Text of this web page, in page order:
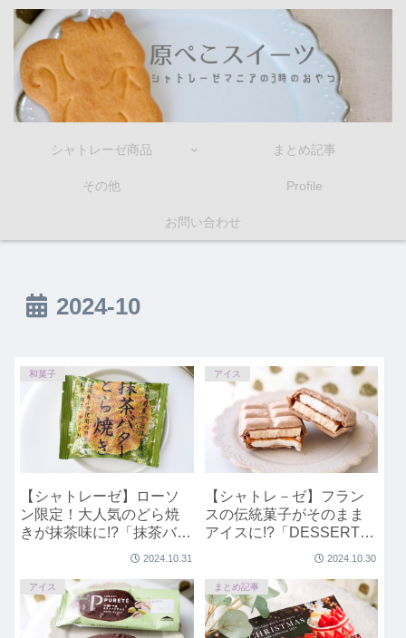
シャトレーゼ商品 まとめ記事
その他 Profile
お問い合わせ
2024-10
和菓子
【シャトレーゼ】ローソ
ン限定！大人気のどら焼
きが抹茶味に!?「抹茶バタ
2024.10.31
アイス
【シャトレ－ゼ】フラン
スの伝統菓子がそのまま
アイスに!?「DESSERTモ
ナカ 北海道産発酵バター
タン」
2024.10.30
アイス まとめ記事